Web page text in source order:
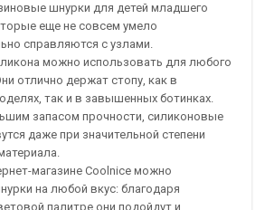
шнурки для детей младшего
еще не совсем умело
справляются с узлами.
можно использовать для любого
отлично держат стопу, как в
так и в завышенных ботинках.
запасом прочности, силиконовые
даже при значительной степени
магазине Coolnice можно
на любой вкус: благодаря
палитре они подойдут и